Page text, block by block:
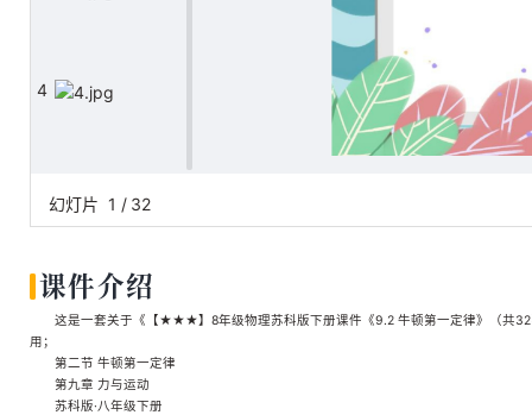
4
6
幻灯片 1 / 32
课件介绍
这是一套关于《【★★★】8年级物理苏科版下册课件《9.2 牛顿第一定律》（共
用；
第二节 牛顿第一定律
第九章 力与运动
苏科版·八年级下册